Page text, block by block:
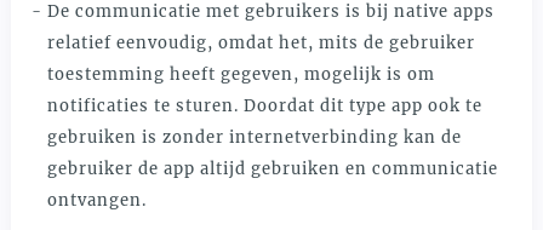
De communicatie met gebruikers is bij native apps
relatief eenvoudig, omdat het, mits de gebruiker
toestemming heeft gegeven, mogelijk is om
notificaties te sturen. Doordat dit type app ook te
gebruiken is zonder internetverbinding kan de
gebruiker de app altijd gebruiken en communicatie
ontvangen.